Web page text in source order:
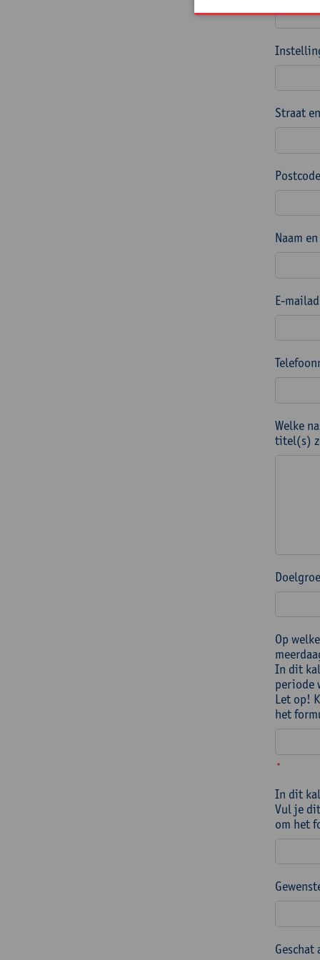
Straat
Naam
E-
Welke
titel(s)
Op
In dit
periode
Let op!
het
*
In dit
Vul je
om het